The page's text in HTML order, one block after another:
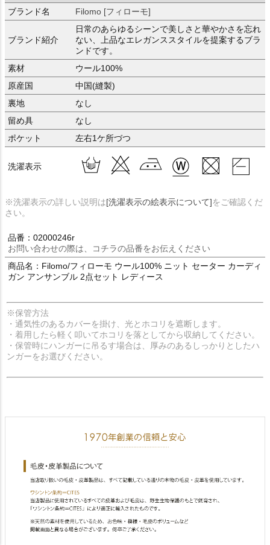
ブランド名
Filomo [フィローモ]
ブランド紹介
日常のあらゆるシーンで美しさと華やかさを忘れ
ない、上品なエレガンススタイルを提案するブラ
ンドです。
素材
ウール100%
原産国
中国(縫製)
裏地
なし
留め具
なし
ポケット
左右1ケ所づつ
洗濯表示
※洗濯表示の詳しい説明は[洗濯表示の絵表示について]をご確認くだ
さい。
品番：02000246r
お問い合わせの際は、コチラの品番をお伝えください
商品名：Filomo/フィローモ ウール100% ニット セーター カーディ
ガン アンサンブル 2点セット レディース
※保管方法
・通気性のあるカバーを掛け、光とホコリを遮断します。
・着用したら軽く叩いてホコリを落としてから収納してください。
・保管時にハンガーに吊るす場合は、厚みのあるしっかりとしたハ
ンガーをお選びください。